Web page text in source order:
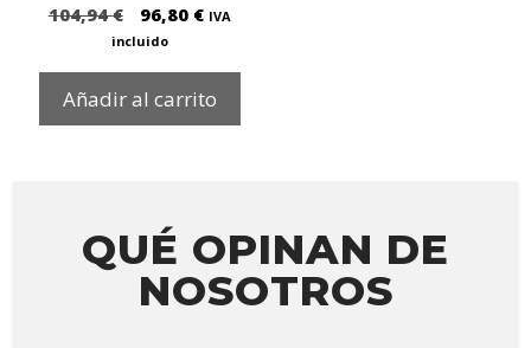
104,94€ 96,80 € IVA
incluido
Añadir al carrito
QUÉ OPINAN DE
NOSOTROS